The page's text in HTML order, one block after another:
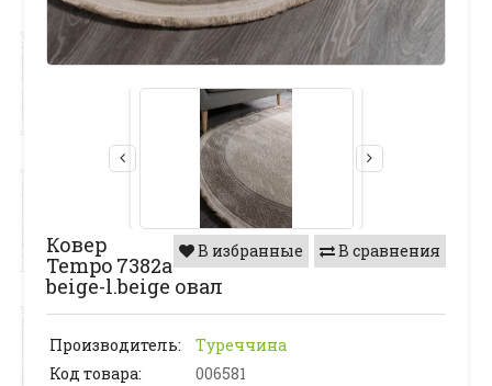
В сравнения
В избранные
Ковер
Tempo 7382a
beige-l.beige овал
Производитель:
Туреччина
Код товара:
006581